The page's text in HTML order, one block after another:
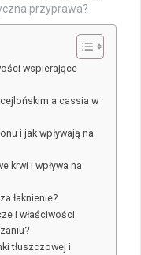
przyprawa?
wspierające
a cassia w
i jak wpływają na
krwi i wpływa na
łaknienie?
i właściwości
tłuszczowej i